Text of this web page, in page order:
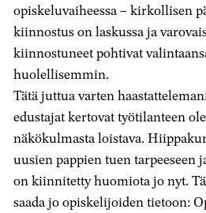
opiskeluvaiheessa – kirkollisen
kiinnostus on laskussa ja
kiinnostuneet pohtivat
huolellisemmin.
Tätä juttua varten
edustajat kertovat työtilanteen
näkökulmasta loistava.
uusien pappien tuen tarpeeseen
on kiinnitetty huomiota jo nyt.
saada jo opiskelijoiden tietoon: